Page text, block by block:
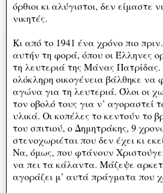
όρθιοι κι αλύγιστοι, δεν είμαστε
νικητές.
Κι από το 1941 ένα χρόνο πιο
αυτήν τη φορά, όπου οι Έλληνες
τη λευτεριά της Μάνας Πατρίδας.
ολόκληρη οικογένεια βάλθηκε να
αγώνα για τη λευτεριά. Όλοι οι
τον οβολό τους για ν’ αγοραστεί
υλικά. Οι κοπέλες το κεντούν το
του σπιτιού, ο Δημητράκης, 9
στενοχωριέται που δεν έχει κι
Να, όμως, που φτάνουν
να πει τα κάλαντα. Μάζεψε
αγοράζει μ’ αυτά πράγματα που